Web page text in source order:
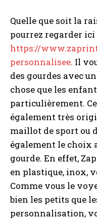
Quelle que soit la
pourrez regarder ici
https://
personnalisee. Il
des gourdes avec
chose que les
particulièrement.
également très
maillot de sport ou
également le choix
gourde. En effet,
en plastique, inox,
Comme vous le
bien les petits que
personnalisation,